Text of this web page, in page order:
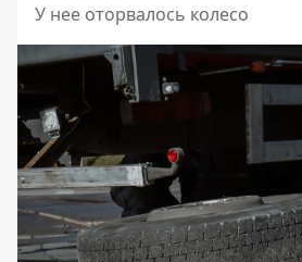
У нее оторвалось колесо